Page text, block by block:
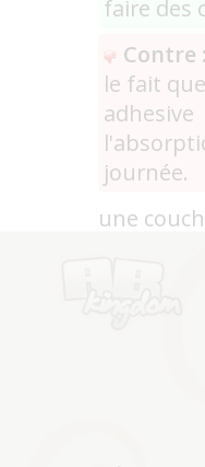
faire des
Contre :
le fait
adhesive
journée.
une